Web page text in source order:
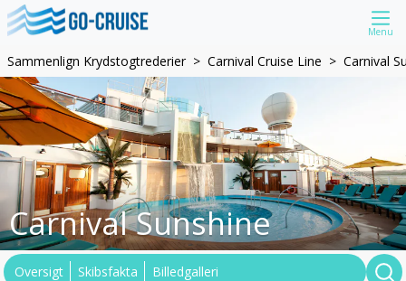
Menu
Sammenlign Krydstogtrederier Carnival Cruise Line Carnival
Carnival Sunshine
Oversigt Skibsfakta Billedgalleri